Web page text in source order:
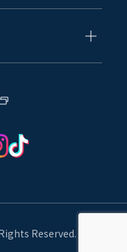
Reserved.